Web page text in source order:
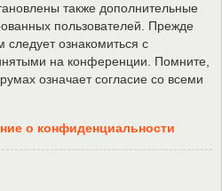
также дополнительные
пользователей. Прежде
следует ознакомиться с
на конференции. Помните,
означает согласие со всеми
о конфиденциальности